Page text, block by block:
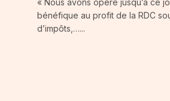
« Nous avons opéré jusqu’à ce
bénéfique au profit de la RDC
d’impôts,…...